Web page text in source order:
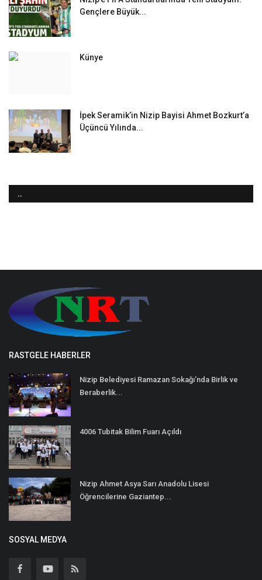
Gençlere Büyük...
Künye
İpek Seramik’in Nizip Bayisi Ahmet Bozkurt’a
Üçüncü Yılında...
..
RASTGELE HABERLER
Nizip Belediyesi Ramazan Sokağı’nda Birlik ve
Beraberlik...
4006 Tubitak Bilim Fuarı Açıldı
Nizip Ahmet Asya Sarı Anadolu Lisesi
Öğrencilerine Gaziantep...
SOSYAL MEDYA